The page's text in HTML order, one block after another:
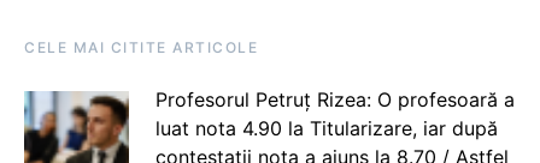
CELE MAI CITITE ARTICOLE
Profesorul Petruț Rizea: O profesoară a
luat nota 4.90 la Titularizare, iar după
contestații nota a ajuns la 8.70 / Astfel